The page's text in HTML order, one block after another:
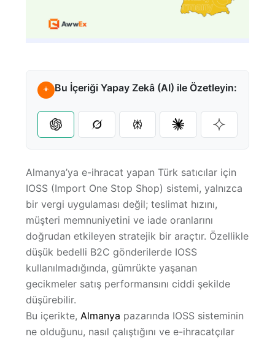
Ara Depolama
Hakkımızda
Bu İçeriği Yapay Zekâ (AI) ile Özetleyin:
Almanya’ya e-ihracat yapan Türk satıcılar için
IOSS (Import One Stop Shop) sistemi, yalnızca
bir vergi uygulaması değil; teslimat hızını,
müşteri memnuniyetini ve iade oranlarını
doğrudan etkileyen stratejik bir araçtır. Özellikle
düşük bedelli B2C gönderilerde IOSS
kullanılmadığında, gümrükte yaşanan
gecikmeler satış performansını ciddi şekilde
düşürebilir.
Bu içerikte, Almanya pazarında IOSS sisteminin
ne olduğunu, nasıl çalıştığını ve e-ihracatçılar